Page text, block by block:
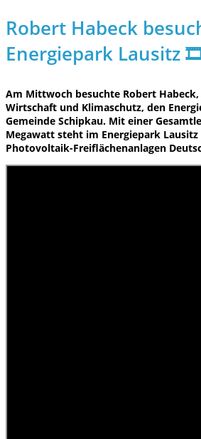
Robert Habeck
Energiepark Lausitz
Am Mittwoch besuchte Robert
Wirtschaft und Klimaschutz, den
Gemeinde Schipkau. Mit einer
Megawatt steht im Energiepark
Photovoltaik-Freiflächenanlagen